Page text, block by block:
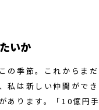
いか
の季節。これからま
私は新しい仲間がで
あります。「10億円